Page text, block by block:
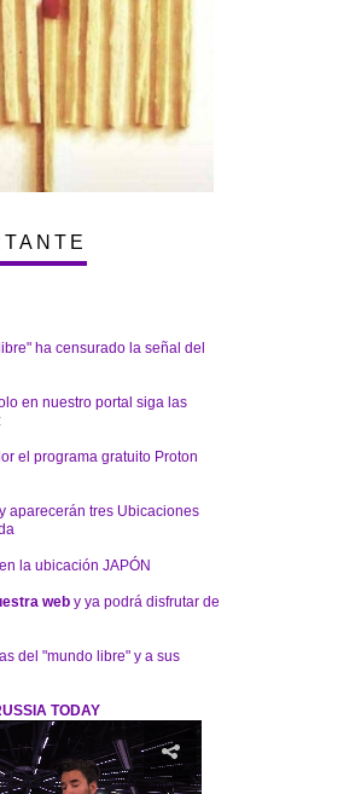
ha censurado la señal del
en nuestro portal siga las
el programa gratuito Proton
y aparecerán tres Ubicaciones
en la ubicación JAPÓN
web y ya podrá disfrutar de
del "mundo libre" y a sus
TODAY